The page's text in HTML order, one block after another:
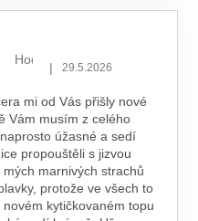
Hodnocení obchodu je 5 z 5
| 29.5.2026
mi od Vás přišly nové
Vám musím z celého
úžasné a sedí
propouštěli s jizvou
marnivých strachů
protože ve všech to
kytičkovaném topu